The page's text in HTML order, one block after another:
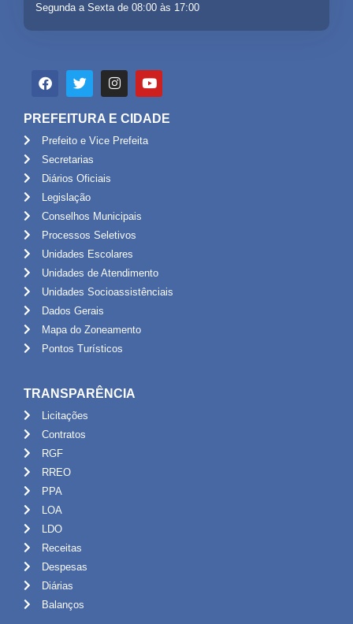
Segunda a Sexta de 08:00 às 17:00
PREFEITURA E CIDADE
Prefeito e Vice Prefeita
Secretarias
Diários Oficiais
Legislação
Conselhos Municipais
Processos Seletivos
Unidades Escolares
Unidades de Atendimento
Unidades Socioassistênciais
Dados Gerais
Mapa do Zoneamento
Pontos Turísticos
TRANSPARÊNCIA
Licitações
Contratos
RGF
RREO
PPA
LOA
LDO
Receitas
Despesas
Diárias
Balanços